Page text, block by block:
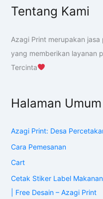
Tentang Kami
Azagi Print merupakan
yang memberikan layanan
Tercinta
Halaman Umum
Azagi Print: Desa
Cara Pemesanan
Cart
Cetak Stiker Label
| Free Desain – Azagi Print